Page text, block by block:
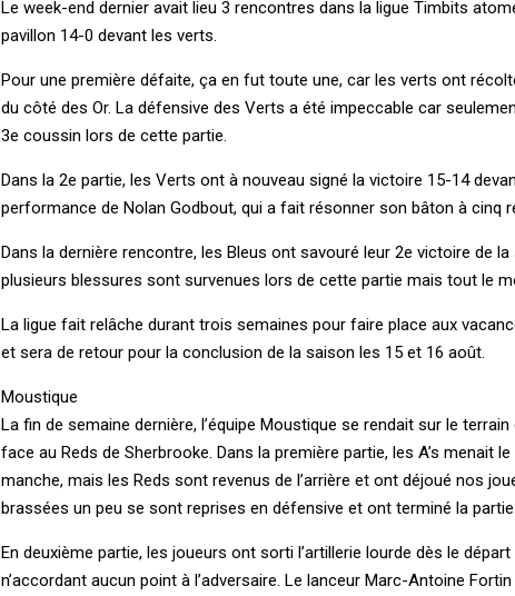
Le week-end dernier avait lieu 3 rencontres dans la ligue Timbits
pavillon 14-0 devant les verts.
Pour une première défaite, ça en fut toute une, car les verts ont
du côté des Or. La défensive des Verts a été impeccable car
3e coussin lors de cette partie.
Dans la 2e partie, les Verts ont à nouveau signé la victoire 15-14
performance de Nolan Godbout, qui a fait résonner son bâton à cinq
Dans la dernière rencontre, les Bleus ont savouré leur 2e victoire de
plusieurs blessures sont survenues lors de cette partie mais tout le
La ligue fait relâche durant trois semaines pour faire place aux
et sera de retour pour la conclusion de la saison les 15 et 16 août.
Moustique
La fin de semaine dernière, l’équipe Moustique se rendait sur le
face au Reds de Sherbrooke. Dans la première partie, les A’s menait
manche, mais les Reds sont revenus de l’arrière et ont déjoué nos
brassées un peu se sont reprises en défensive et ont terminé la
En deuxième partie, les joueurs ont sorti l’artillerie lourde dès le
n’accordant aucun point à l’adversaire. Le lanceur Marc-Antoine